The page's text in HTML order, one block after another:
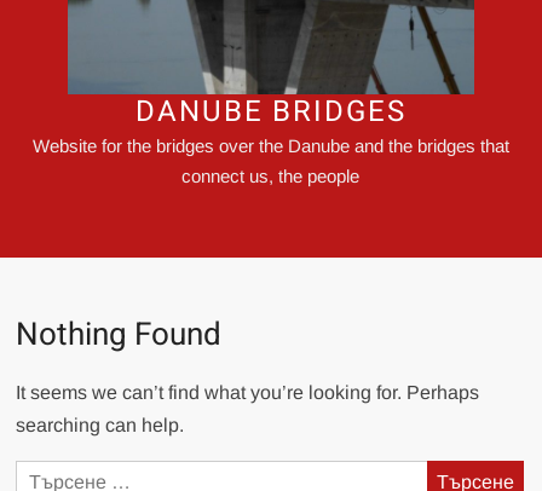
DANUBE BRIDGES
Website for the bridges over the Danube and the bridges that
connect us, the people
Nothing Found
It seems we can’t find what you’re looking for. Perhaps
searching can help.
Търсене